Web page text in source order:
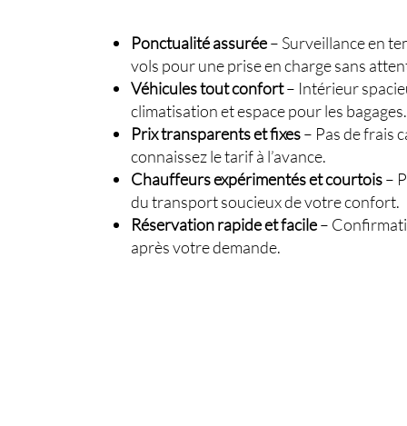
Ponctualité assurée– Surveillance en
vols pour une prise en charge sans
Véhicules tout confort– Intérieur
climatisation et espace pour les bagages.
Prix transparents et fixes– Pas de frais
connaissez le tarif à l’avance.
Chauffeurs expérimentés et courtois–
du transport soucieux de votre confort.
Réservation rapide et facile–
après votre demande.